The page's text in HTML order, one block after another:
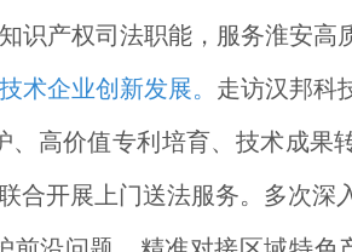
识产权司法职能，服务淮安高
术企业创新发展。 走访汉邦科
、高价值专利培育、技术成果
合开展上门送法服务。多次